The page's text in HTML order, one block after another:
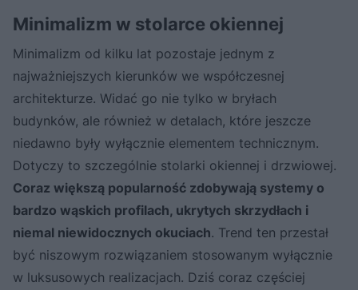
Minimalizm w stolarce okiennej
Minimalizm od kilku lat pozostaje jednym z
najważniejszych kierunków we współczesnej
architekturze. Widać go nie tylko w bryłach
budynków, ale również w detalach, które jeszcze
niedawno były wyłącznie elementem technicznym.
Dotyczy to szczególnie stolarki okiennej i drzwiowej.
Coraz większą popularność zdobywają systemy o
bardzo wąskich profilach, ukrytych skrzydłach i
niemal niewidocznych okuciach. Trend ten przestał
być niszowym rozwiązaniem stosowanym wyłącznie
w luksusowych realizacjach. Dziś coraz częściej